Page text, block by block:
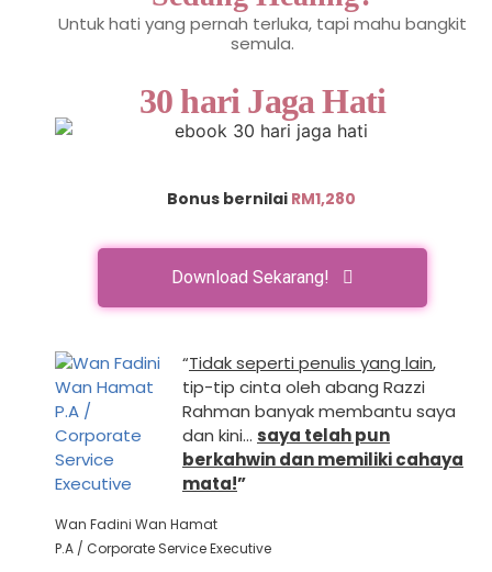
Untuk hati yang pernah terluka, tapi mahu bangkit
semula.
30 hari Jaga Hati
Bonus bernilai RM1,280
Download Sekarang!
“Tidak seperti penulis yang lain,
tip-tip cinta oleh abang Razzi
Rahman banyak membantu saya
dan kini… saya telah pun
berkahwin dan memiliki cahaya
mata!”
Wan Fadini Wan Hamat
P.A / Corporate Service Executive